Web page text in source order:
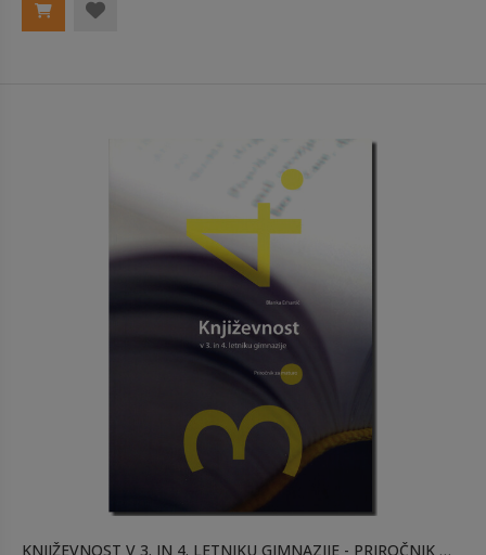
KNJIŽEVNOST V 3. IN 4. LETNIKU GIMNAZIJE - PRIROČNIK ZA MATURO